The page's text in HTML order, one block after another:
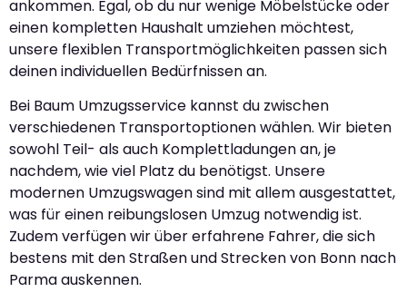
ankommen. Egal, ob du nur wenige Möbelstücke oder
einen kompletten Haushalt umziehen möchtest,
unsere flexiblen Transportmöglichkeiten passen sich
deinen individuellen Bedürfnissen an.
Bei Baum Umzugsservice kannst du zwischen
verschiedenen Transportoptionen wählen. Wir bieten
sowohl Teil- als auch Komplettladungen an, je
nachdem, wie viel Platz du benötigst. Unsere
modernen Umzugswagen sind mit allem ausgestattet,
was für einen reibungslosen Umzug notwendig ist.
Zudem verfügen wir über erfahrene Fahrer, die sich
bestens mit den Straßen und Strecken von Bonn nach
Parma auskennen.